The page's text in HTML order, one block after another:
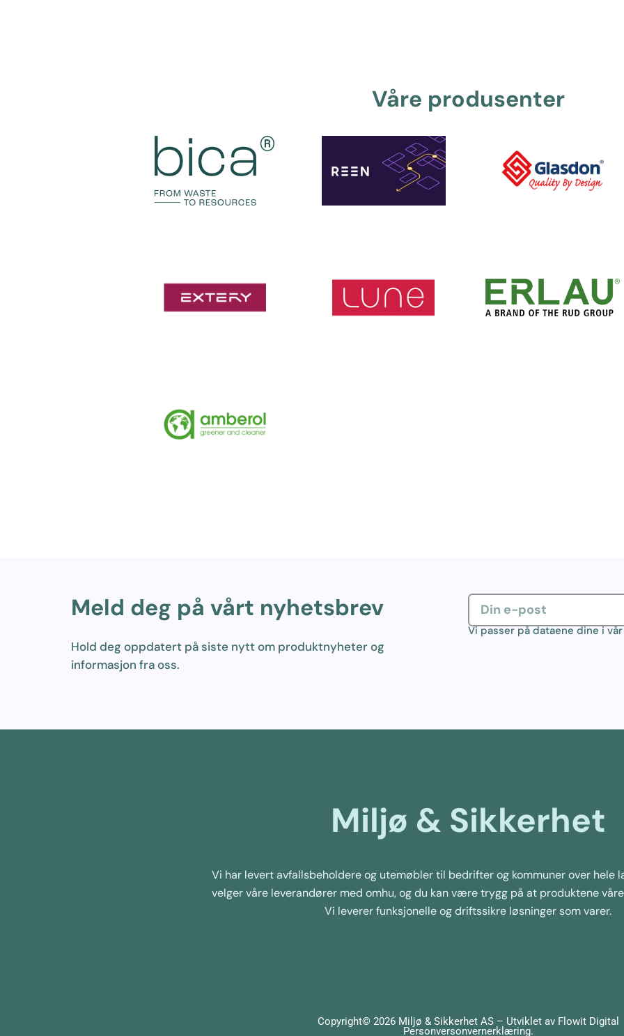
Våre produsenter
Meld deg på vårt nyhetsbrev
Hold deg oppdatert på siste nytt om produktnyheter og
informasjon fra oss.
Vi passer på dataene dine i
Miljø & Sikkerhet
Vi har levert avfallsbeholdere og utemøbler til bedrifter og kommuner over hele
velger våre leverandører med omhu, og du kan være trygg på at produktene
Vi leverer funksjonelle og driftssikre løsninger som varer.
Copyright© 2026 Miljø & Sikkerhet AS – Utviklet av Flowit Digital
Personversonvernerklæring.